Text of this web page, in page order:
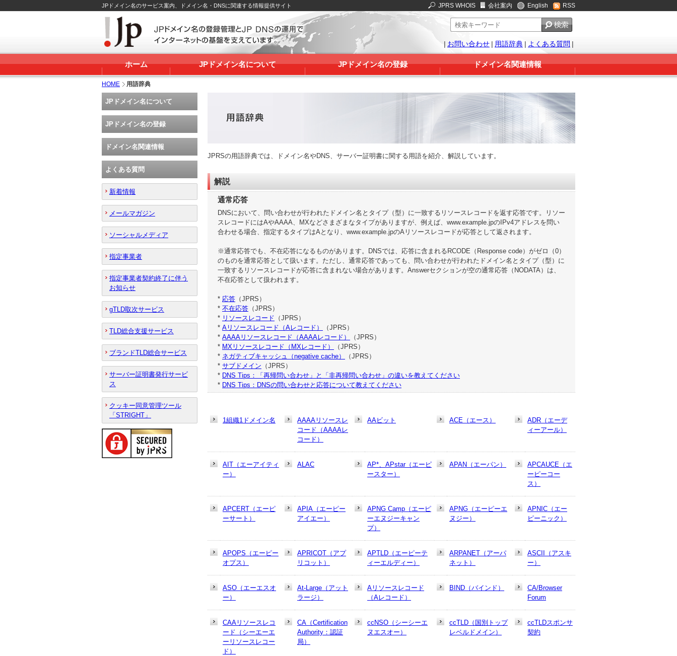
JPドメイン名のサービス案内、ドメイン名・DNSに関連する情報提供サイト JPRS WHOIS 会社案内 English RSS
| お問い合わせ | 用語辞典 | よくある質問 |
ホーム JPドメイン名について JPドメイン名の登録 ドメイン名関連情報
HOME 用語辞典
JPRSの用語辞典では、ドメイン名やDNS、サーバー証明書に関する用語を紹介、解説しています。
解説
通常応答
DNSにおいて、問い合わせが行われたドメイン名とタイプ（型）に一致するリソースレコードを返す応答です。リソー
スレコードにはAやAAAA、MXなどさまざまなタイプがありますが、例えば、www.example.jpのIPv4アドレスを問い
合わせる場合、指定するタイプはAとなり、www.example.jpのAリソースレコードが応答として返されます。
※通常応答でも、不在応答になるものがあります。DNSでは、応答に含まれるRCODE（Response code）がゼロ（0）
のものを通常応答として扱います。ただし、通常応答であっても、問い合わせが行われたドメイン名とタイプ（型）に
一致するリソースレコードが応答に含まれない場合があります。Answerセクションが空の通常応答（NODATA）は、
不在応答として扱われます。
* 応答 （JPRS）
* 不在応答 （JPRS）
* リソースレコード （JPRS）
* Aリソースレコード（Aレコード）
（JPRS）
* AAAAリソースレコード（AAAAレコード）
（JPRS）
* MXリソースレコード（MXレコード）
（JPRS）
* ネガティブキャッシュ（negative cache）
（JPRS）
* サブドメイン （JPRS）
* DNS Tips：「再帰問い合わせ」と「非再帰問い合わせ」の違いを教えてください
* DNS Tips：DNSの問い合わせと応答について教えてください
1組織1ドメイン名
AAAAリソースレ
コード（AAAAレ
コード）
AAビット ACE（エース）
ADR（エーデ
ィーアール）
AIT（エーアイティ
ー）
ALAC
AP*、APstar（エーピ
ースター）
APAN（エーパン）
APCAUCE（エ
ーピーコー
ス）
APCERT（エーピ
ーサート）
APIA（エーピー
アイエー）
APNG Camp（エーピ
ーエヌジーキャン
プ）
APNG（エーピーエ
ヌジー）
APNIC（エー
ピーニック）
APOPS（エーピー
オプス）
APRICOT（アプ
リコット）
APTLD（エーピーテ
ィーエルディー）
ARPANET（アーパ
ネット）
ASCII（アスキ
ー）
ASO（エーエスオ
ー）
At-Large（アット
ラージ）
Aリソースレコード
（Aレコード）
BIND（バインド）
CA/Browser
Forum
CAAリソースレコ
ード（シーエーエ
ーリソースレコー
ド）
CA（Certification
Authority：認証
局）
ccNSO（シーシーエ
ヌエスオー）
ccTLD（国別トップ
レベルドメイン）
ccTLDスポンサ
契約
JPドメイン名について
JPドメイン名の登録
ドメイン名関連情報
よくある質問
新着情報
メールマガジン
ソーシャルメディア
指定事業者
指定事業者契約終了に伴う
お知らせ
gTLD取次サービス
TLD総合支援サービス
ブランドTLD総合サービス
サーバー証明書発行サービ
ス
クッキー同意管理ツール
「STRIGHT」